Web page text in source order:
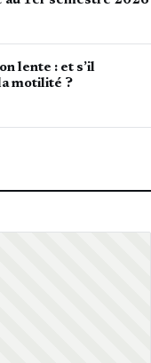
lente : et s’il
motilité ?